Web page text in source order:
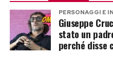
PERSONAGGI E
Giuseppe
stato un
perché disse